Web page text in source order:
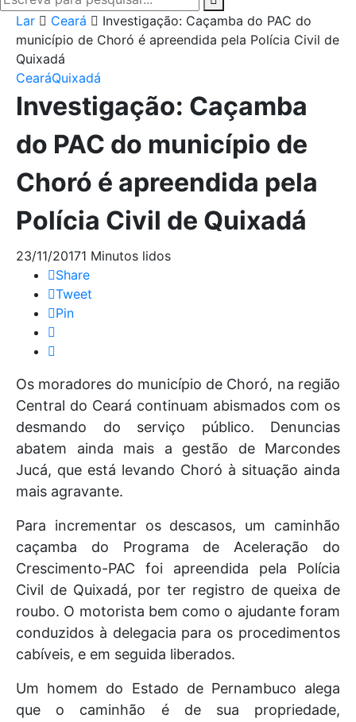
Lar Ceará
Investigação: Caçamba do PAC do
município de Choró é apreendida pela Polícia Civil de
Quixadá
CearáQuixadá
Investigação: Caçamba
do PAC do município de
Choró é apreendida pela
Polícia Civil de Quixadá
23/11/20171 Minutos lidos
Share
Tweet
Pin
Os moradores do município de Choró, na região
Central do Ceará continuam abismados com os
desmando do serviço público. Denuncias
abatem ainda mais a gestão de Marcondes
Jucá, que está levando Choró à situação ainda
mais agravante.
Para incrementar os descasos, um caminhão
caçamba do Programa de Aceleração do
Crescimento-PAC foi apreendida pela Polícia
Civil de Quixadá, por ter registro de queixa de
roubo. O motorista bem como o ajudante foram
conduzidos à delegacia para os procedimentos
cabíveis, e em seguida liberados.
Um homem do Estado de Pernambuco alega
que o caminhão é de sua propriedade,